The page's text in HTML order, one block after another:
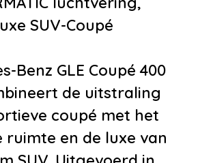
elektrisch
elektrisch
elektrisch
verwarmbaar
SUV-Coupé
Benz GLE Coupé 400
de uitstraling
coupé met het
en de luxe van